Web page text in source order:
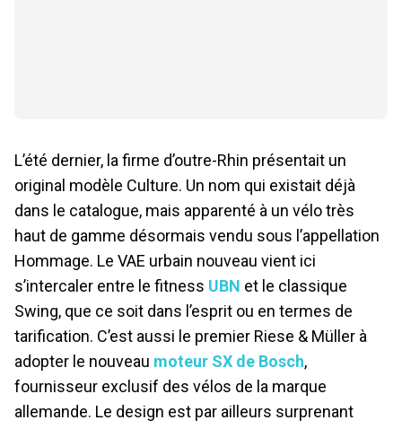
L’été dernier, la firme d’outre-Rhin présentait un
original modèle Culture. Un nom qui existait déjà
dans le catalogue, mais apparenté à un vélo très
haut de gamme désormais vendu sous l’appellation
Hommage. Le VAE urbain nouveau vient ici
s’intercaler entre le fitness UBN et le classique
Swing, que ce soit dans l’esprit ou en termes de
tarification. C’est aussi le premier Riese & Müller à
adopter le nouveau moteur SX de Bosch,
fournisseur exclusif des vélos de la marque
allemande. Le design est par ailleurs surprenant